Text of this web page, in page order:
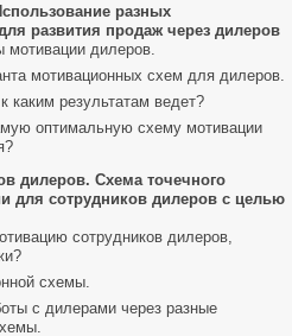
разных
развития продаж через дилеров
дилеров.
мотивационных схем для дилеров.
каким результатам ведет?
оптимальную схему мотивации
дилеров. Схема точечного
для сотрудников дилеров с целью
сотрудников дилеров,
схемы.
с дилерами через разные